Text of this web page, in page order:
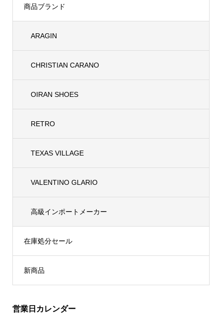
商品ブランド
ARAGIN
CHRISTIAN CARANO
OIRAN SHOES
RETRO
TEXAS VILLAGE
VALENTINO GLARIO
高級インポートメーカー
在庫処分セール
新商品
営業日カレンダー